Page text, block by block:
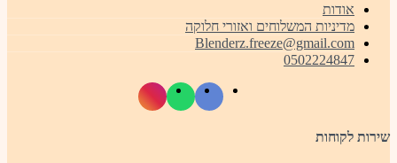
אודות
מדיניות המשלוחים ואזורי חלוקה
Blenderz.freeze@gmail.com
0502224847
שירות לקוחות